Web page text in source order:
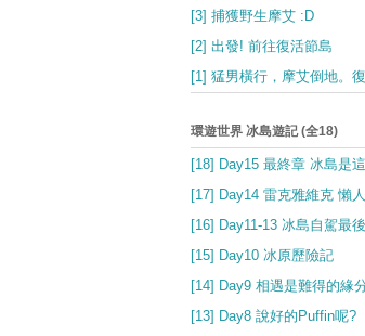
[3] 捕獲野生摩艾 :D
[2] 出發! 前往復活節島
[1] 猛男橫行，摩艾倒地。
環遊世界 冰島遊記 (全18)
[18] Day15 最終章 冰島是
[17] Day14 雷克雅維克 懶
[16] Day11-13 冰島自駕最
[15] Day10 冰原歷險記
[14] Day9 相遇是難得的緣
[13] Day8 說好的Puffin呢?